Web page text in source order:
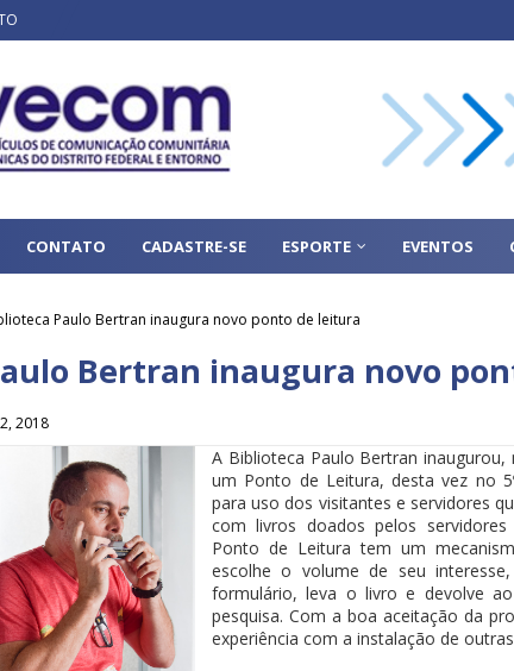
CONTATO CADASTRE-SE ESPORTE EVENTOS
Paulo Bertran inaugura novo ponto de leitura
Bertran inaugura novo
2018
A Biblioteca Paulo Bertran
um Ponto de Leitura, desta vez no
para uso dos visitantes e servidores
com livros doados pelos
Ponto de Leitura tem um
escolhe o volume de seu
formulário, leva o livro e devolve
pesquisa. Com a boa aceitação da
experiência com a instalação de